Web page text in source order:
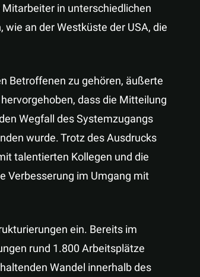
in unterschiedlichen
an der Westküste der USA, die
Betroffenen zu gehören, äußerte
dass die Mitteilung
Wegfall des Systemzugangs
wurde. Trotz des Ausdrucks
talentierten Kollegen und die
Verbesserung im Umgang mit
ein. Bereits im
rund 1.800 Arbeitsplätze
Wandel innerhalb des